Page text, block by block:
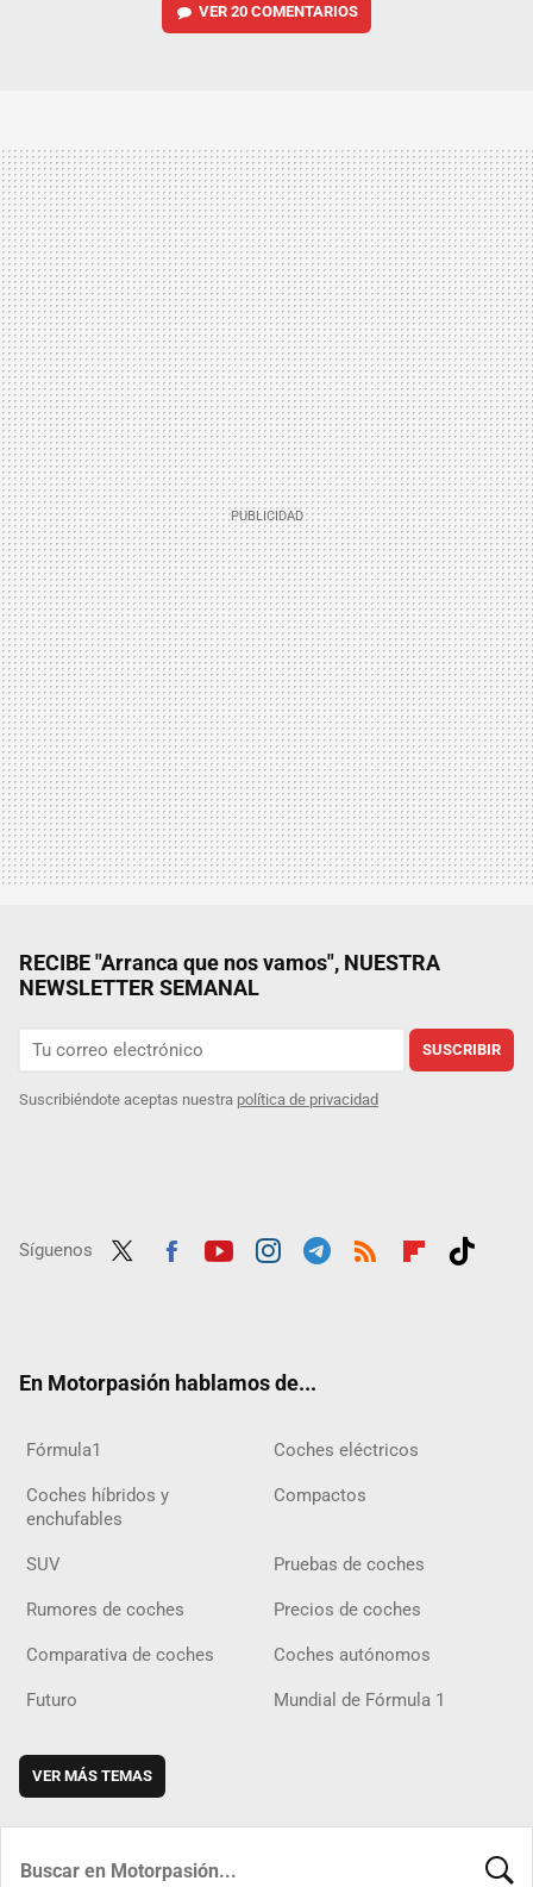
VER 20 COMENTARIOS
RECIBE "Arranca que nos vamos", NUESTRA
NEWSLETTER SEMANAL
SUSCRIBIR
Suscribiéndote aceptas nuestra política de privacidad
Síguenos
En Motorpasión hablamos de...
Fórmula1 Coches eléctricos
Coches híbridos y
enchufables
Compactos
SUV Pruebas de coches
Rumores de coches Precios de coches
Comparativa de coches Coches autónomos
Futuro Mundial de Fórmula 1
VER MÁS TEMAS